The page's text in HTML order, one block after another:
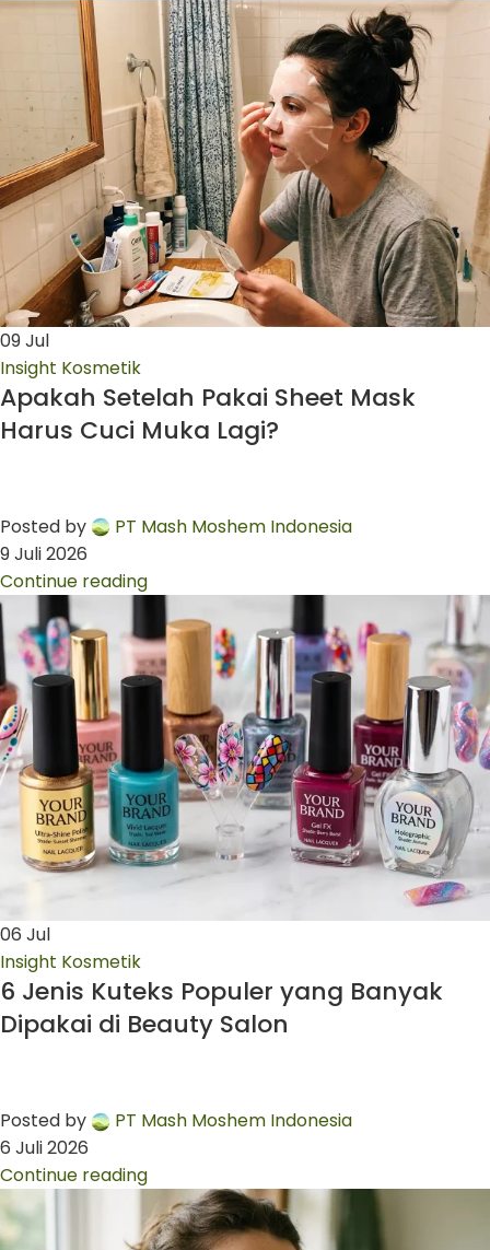
09Jul
Insight Kosmetik
Apakah Setelah Pakai Sheet Mask
Harus Cuci Muka Lagi?
Posted by
PT Mash Moshem Indonesia
9 Juli 2026
Continue reading
06 Jul
Insight Kosmetik
6 Jenis Kuteks Populer yang Banyak
Dipakai di Beauty Salon
Posted by
PT Mash Moshem Indonesia
6 Juli 2026
Continue reading